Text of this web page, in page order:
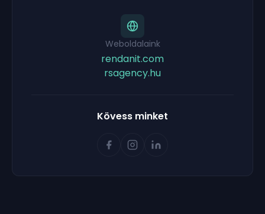
Weboldalaink
rendanit.com
rsagency.hu
Kövess minket